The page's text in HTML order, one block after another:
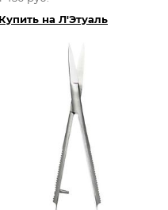
Купить на Л'Этуаль